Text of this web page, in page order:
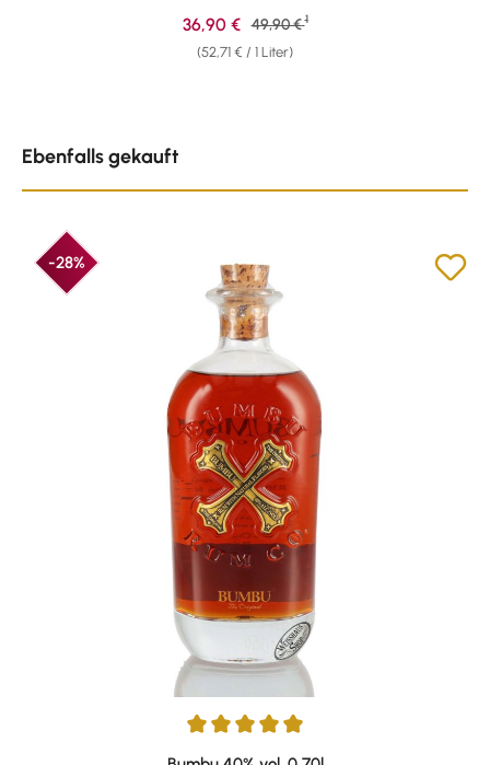
(52,71 € / 1 Liter)
Verkaufspreis:
36,90 € Regulärer Preis:
49,90 € 1
Ebenfalls gekauft
-28%
Durchschnittliche Bewertung von 4.88 von 5 Sternen